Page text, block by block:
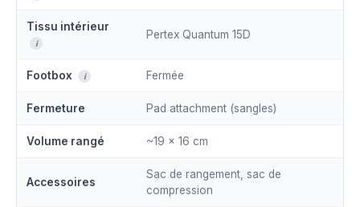
Tissu intérieur
i
Pertex Quantum 15D
Footbox i Fermée
Fermeture Pad attachment (sangles)
Volume rangé ~19 × 16 cm
Accessoires
Sac de rangement, sac de
compression